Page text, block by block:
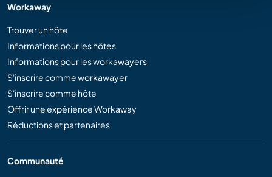
Workaway
Trouver un hôte
Informations pour les hôtes
Informations pour les workawayers
S'inscrire comme workawayer
S'inscrire comme hôte
Offrir une expérience Workaway
Réductions et partenaires
Communauté